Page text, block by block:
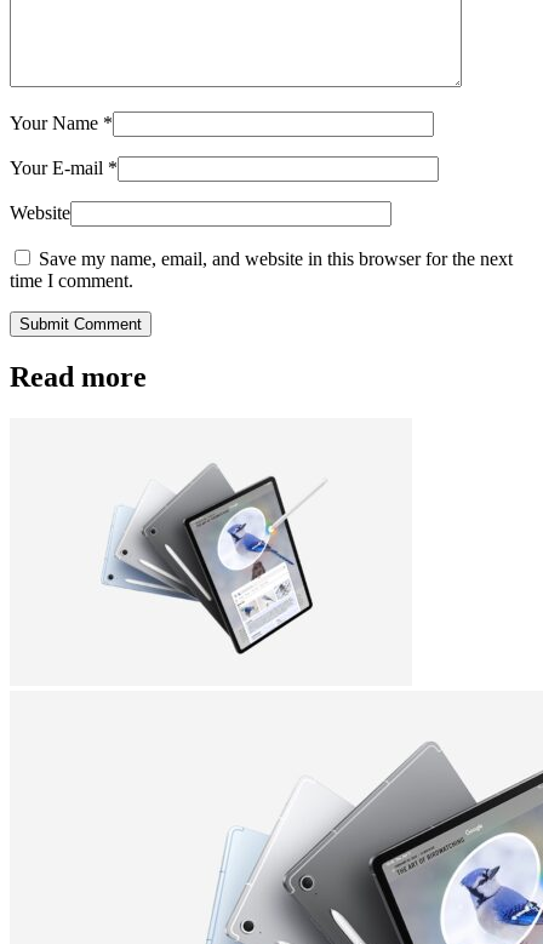
Your Name *
Your E-mail *
Website
Save my name, email, and website in this browser for the next
time I comment.
Submit Comment
Read more